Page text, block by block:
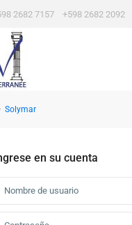
2682 7157 +598 2682 2092
Solymar
en su cuenta